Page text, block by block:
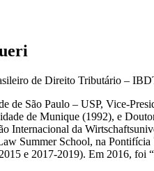
de Direito Tributário –
de São Paulo – USP, Vice-
de Munique (1992), e
Internacional da
Summer School, na
e 2017-2019). Em 2016,